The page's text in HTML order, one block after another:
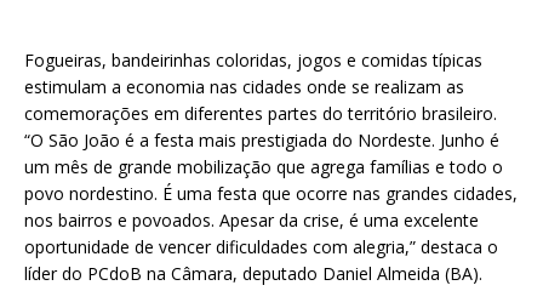
Fogueiras, bandeirinhas coloridas, jogos e comidas típicas
estimulam a economia nas cidades onde se realizam as
comemorações em diferentes partes do território brasileiro.
“O São João é a festa mais prestigiada do Nordeste. Junho é
um mês de grande mobilização que agrega famílias e todo o
povo nordestino. É uma festa que ocorre nas grandes cidades,
nos bairros e povoados. Apesar da crise, é uma excelente
oportunidade de vencer dificuldades com alegria,” destaca o
líder do PCdoB na Câmara, deputado Daniel Almeida (BA).